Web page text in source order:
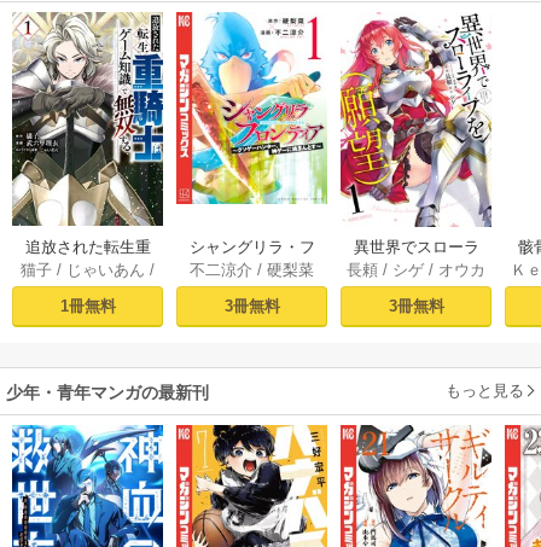
追放された転生重
騎士はゲーム知識
で無双する（１）
猫子 / じゃいあん /
武六甲理衣
1冊無料
シャングリラ・フ
ロンティア（１）
～クソゲーハン
ター、神ゲーに挑
不二涼介 /硬梨菜
3冊無料
異世界でスローラ
イフを（願望） 1
長頼 / シゲ / オウカ
3冊無料
骸
異
Ｋ
少年・青年マンガの最新刊 もっと見る